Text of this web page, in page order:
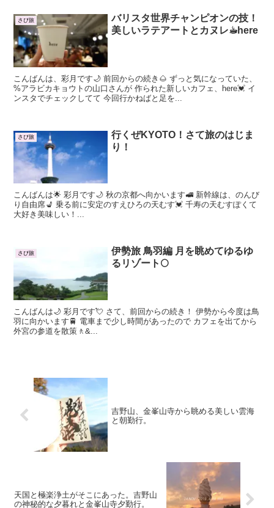
さぴ旅
バリスタ世界チャンピオンの技！
美しいラテアートとカヌレ☕︎here
こんばんは、彩月です🌙 前回からの続き🌰 ずっと気になっていた、
%アラビカキョウトの山口さんが 作られた新しいカフェ、here💓 イ
ンスタでチェックしてて 今回行かねばと足を...
さぴ旅
行くぜKYOTO！さて旅のはじま
り！
こんばんは🌟 彩月です🌙 秋の京都へ向かいます🚅 新幹線は、のんび
り自由席💺 乗る前に安定のすえひろの天むす💓 千寿の天むすぽくて
大好き美味しい！...
さぴ旅
伊勢旅 鳥羽編 月を眺めてゆるゆ
るリゾート🌕
こんばんは🌙 彩月です💘 さて、前回からの続き！ 伊勢から今度は鳥
羽に向かいます🚆 電車まで少し時間があったので カフェを出てから
外宮の参道を散策🚶‍&...
吉野山、金峯山寺から眺める美しい雲海
と朝勤行。
天国と極楽浄土がそこにあった。吉野山
の神秘的な夕暮れと金峯山寺夕勤行。